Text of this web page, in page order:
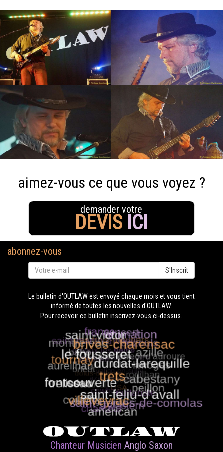
aimez-vous ce que vous voyez ?
demander votre
DEVIS ICI
abonnez-vous
S'Inscrit
Le bulletin d'OUTLAW est envoyé chaque mois et vous tient
informé de toutes les nouvelles d'OUTLAW.
Pour recevoir ce bulletin inscrivez-vous ci-dessus.
OUTLAW
Chanteur Musicien Anglo Saxon